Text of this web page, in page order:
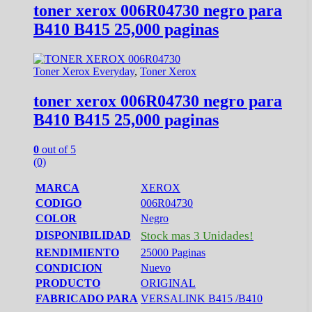
toner xerox 006R04730 negro para
B410 B415 25,000 paginas
Toner Xerox Everyday, Toner Xerox
toner xerox 006R04730 negro para
B410 B415 25,000 paginas
0 out of 5
(0)
MARCA
XEROX
CODIGO
006R04730
COLOR
Negro
DISPONIBILIDAD
Stock mas 3 Unidades!
RENDIMIENTO
25000 Paginas
CONDICION
Nuevo
PRODUCTO
ORIGINAL
FABRICADO PARA VERSALINK B415 /B410